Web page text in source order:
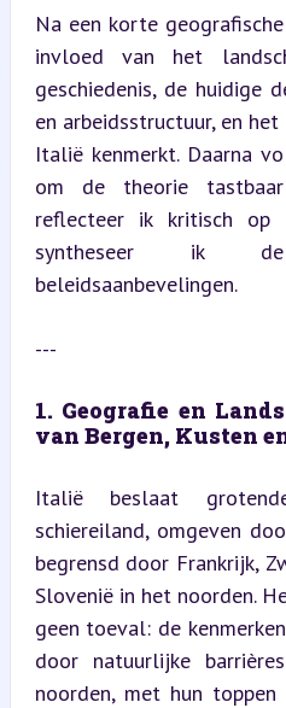
Na een korte
invloed van het
geschiedenis, de huidige
en arbeidsstructuur, en
Italië kenmerkt. Daarna
om de theorie
reflecteer ik kritisch op
syntheseer ik
beleidsaanbevelingen.
---
1. Geografie en
van Bergen, Kusten
Italië beslaat
schiereiland, omgeven
begrensd door Frankrijk,
Slovenië in het noorden.
geen toeval: de
door natuurlijke
noorden, met hun